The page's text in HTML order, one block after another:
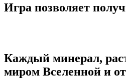
Игра позволяет
Каждый минерал,
миром Вселенной и